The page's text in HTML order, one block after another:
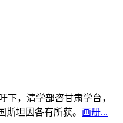
下，清学部咨甘肃学台，
坦因各有所获。 画册...